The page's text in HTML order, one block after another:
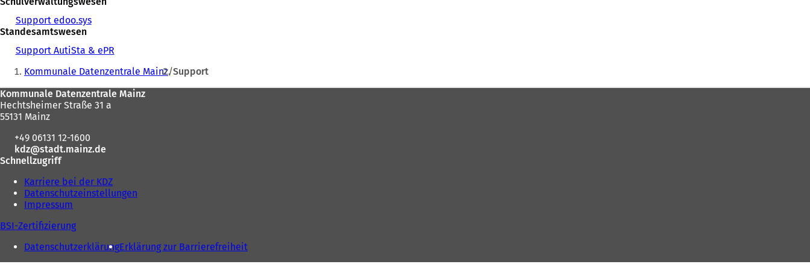
Support edoo.sys
Standesamtswesen
Support AutiSta & ePR
Sie
befinden
sich
hier:
Kommunale Datenzentrale Mainz Support
Fußbereich
Kommunale Datenzentrale Mainz
Hechtsheimer Straße 31 a
55131 Mainz
+49 06131 12-1600
kdz
stadt.mainz de
Schnellzugriff
Karriere bei der KDZ
Datenschutzeinstellungen
Impressum
BSI-Zertifizierung
DatenschutzerklärungErklärung zur Barrierefreiheit